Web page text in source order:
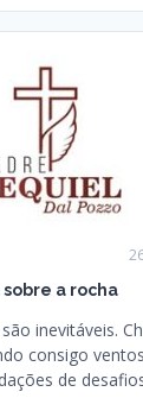
a rocha
inevitáveis.
consigo
de